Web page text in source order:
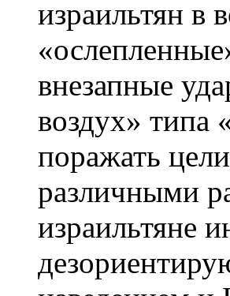
израильтян в
внезапные
воздух» типа
поражать
различными
израильтяне